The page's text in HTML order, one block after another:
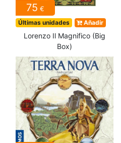
75 €
Últimas unidades Añadir
Lorenzo Il Magnifico (Big
Box)